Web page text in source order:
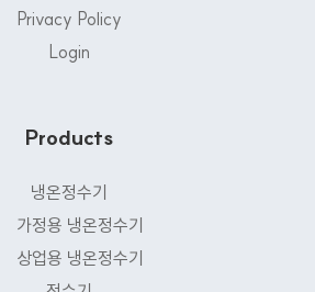
Privacy Policy
Login
Products
냉온정수기
가정용 냉온정수기
상업용 냉온정수기